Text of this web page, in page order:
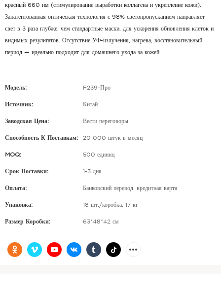
красный 660 нм (стимулирование выработки коллагена и укрепление кожи).
Запатентованная оптическая технология с 98% светопропусканием направляет
свет в 3 раза глубже, чем стандартные маски, для ускорения обновления клеток и
видимых результатов. Отсутствие УФ-излучения, нагрева, восстановительный
период — идеально подходит для домашнего ухода за кожей.
Модель: F239-Про
Источник: Китай
Заводская Цена: Вести переговоры
Способность К Поставкам: 20 000 штук в месяц
MOQ: 500 единиц
Срок Поставки: 1-3 дня
Оплата: Банковский перевод, кредитная карта
Упаковка: 18 шт./коробка, 17 кг
Размер Коробки: 63*48*42 см